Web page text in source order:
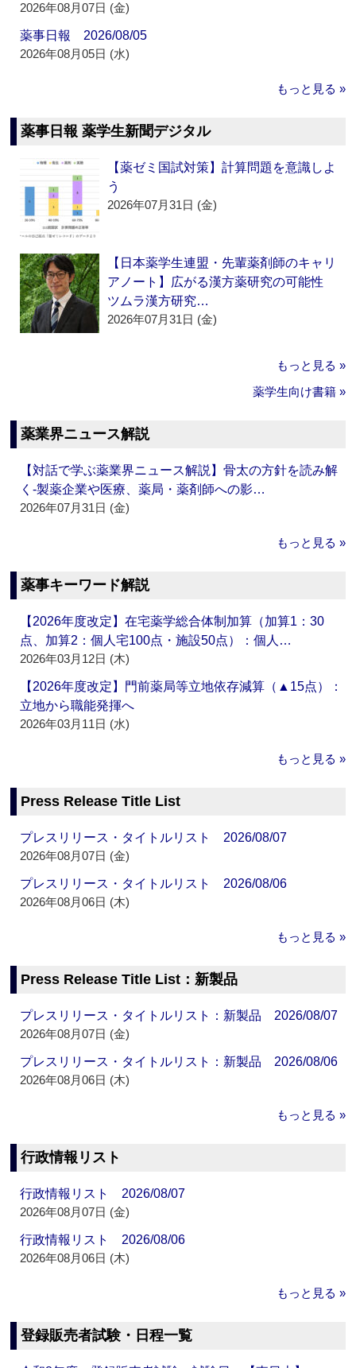
2026年08月07日 (金)
薬事日報 2026/08/05
2026年08月05日 (水)
もっと見る »
薬事日報 薬学生新聞デジタル
【薬ゼミ国試対策】計算問題を意識しよ
う
2026年07月31日 (金)
【日本薬学生連盟・先輩薬剤師のキャリ
アノート】広がる漢方薬研究の可能性
ツムラ漢方研究…
2026年07月31日 (金)
もっと見る »
薬学生向け書籍 »
薬業界ニュース解説
【対話で学ぶ薬業界ニュース解説】骨太の方針を読み解
く‐製薬企業や医療、薬局・薬剤師への影…
2026年07月31日 (金)
もっと見る »
薬事キーワード解説
【2026年度改定】在宅薬学総合体制加算（加算1：30
点、加算2：個人宅100点・施設50点）：個人…
2026年03月12日 (木)
【2026年度改定】門前薬局等立地依存減算（▲15点）：
立地から職能発揮へ
2026年03月11日 (水)
もっと見る »
Press Release Title List
プレスリリース・タイトルリスト 2026/08/07
2026年08月07日 (金)
プレスリリース・タイトルリスト 2026/08/06
2026年08月06日 (木)
もっと見る »
Press Release Title List：新製品
プレスリリース・タイトルリスト：新製品 2026/08/07
2026年08月07日 (金)
プレスリリース・タイトルリスト：新製品 2026/08/06
2026年08月06日 (木)
もっと見る »
行政情報リスト
行政情報リスト 2026/08/07
2026年08月07日 (金)
行政情報リスト 2026/08/06
2026年08月06日 (木)
もっと見る »
登録販売者試験・日程一覧